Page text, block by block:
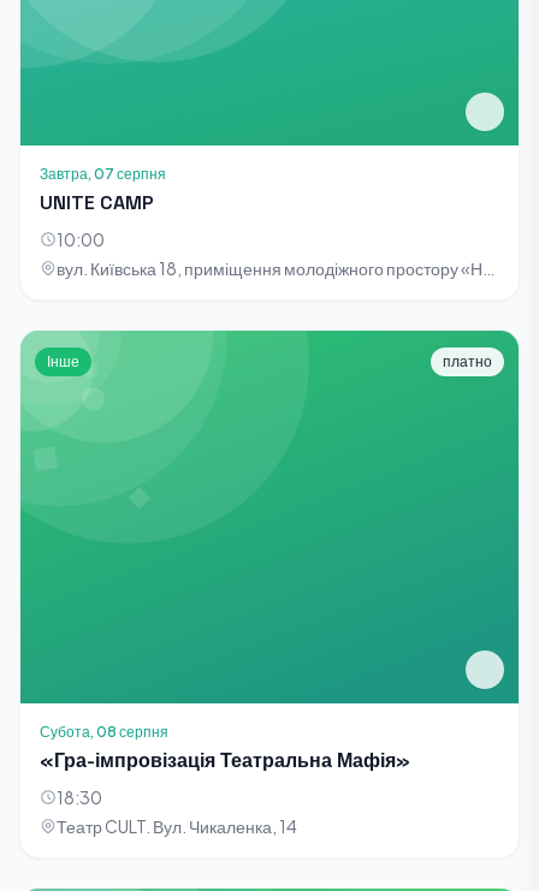
Завтра, 07 серпня
UNITE CAMP
10:00
Інше платно
Субота, 08 серпня
«Гра-імпровізація Театральна Мафія»
18:30
Театр CULT. Вул. Чикаленка, 14